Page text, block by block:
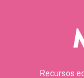
Recursos